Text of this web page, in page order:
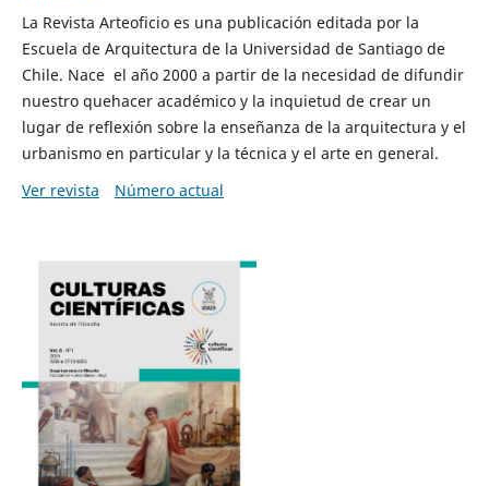
La Revista Arteoficio es una publicación editada por la
Escuela de Arquitectura de la Universidad de Santiago de
Chile. Nace el año 2000 a partir de la necesidad de difundir
nuestro quehacer académico y la inquietud de crear un
lugar de reflexión sobre la enseñanza de la arquitectura y el
urbanismo en particular y la técnica y el arte en general.
Ver revista
Número actual